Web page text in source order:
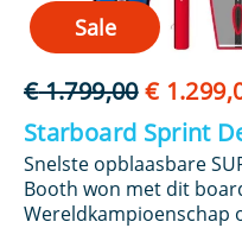
Sale
€1.799,00
prijs
was:
€
€
Starboard Sprint
Snelste opblaasbare
Booth won met dit
Wereldkampioenschap